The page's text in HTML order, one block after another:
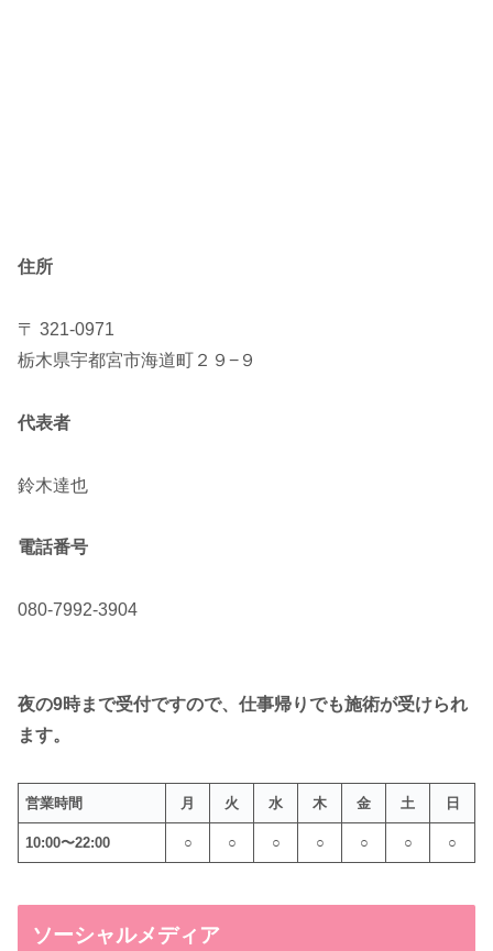
住所
〒 321-0971
栃木県宇都宮市海道町２９−９
代表者
鈴木達也
電話番号
080-7992-3904
夜の9時まで受付ですので、仕事帰りでも施術が受けられ
ます。
営業時間 月 火 水 木 金 土 日
10:00〜22:00 ○ ○ ○ ○ ○ ○ ○
ソーシャルメディア